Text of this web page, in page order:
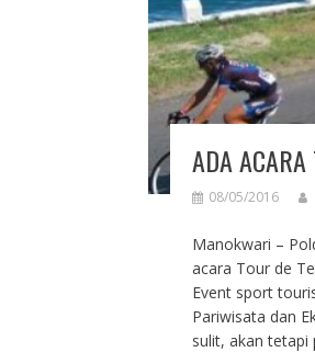
ADA
08/05/2016
Manokwari –
acara Tour de
Event sport
Pariwisata dan
sulit, akan tetapi